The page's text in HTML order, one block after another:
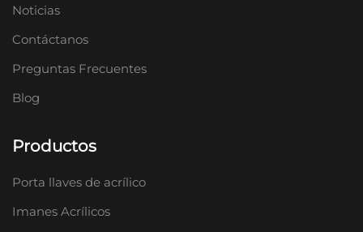
Noticias
Contáctanos
Preguntas Frecuentes
Blog
Productos
Porta llaves de acrílico
Imanes Acrílicos